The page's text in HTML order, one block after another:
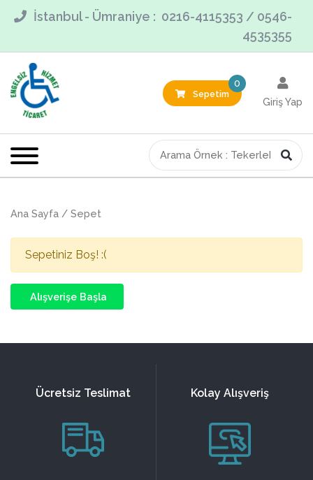
İstanbul - Ümraniye : 0216-4115353 / 0546-
4535355
0
Sepetim
Giriş Yap
Ana Sayfa / Sepet
Sepetiniz Boş! :(
Alışverişe Başla
Ücretsiz Teslimat Kolay Alışveriş